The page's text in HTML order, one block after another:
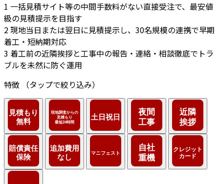
1 一括見積サイト等の中間手数料がない直接受注で、最安値
級の見積提示を目指す
2現地当日または翌日に見積提示し、30名規模の連携で早期
着工・短納期対応
3 着工前の近隣挨拶と工事中の報告・連絡・相談徹底でトラ
ブルを未然に防ぐ運用
特徴
（タップで絞り込み）